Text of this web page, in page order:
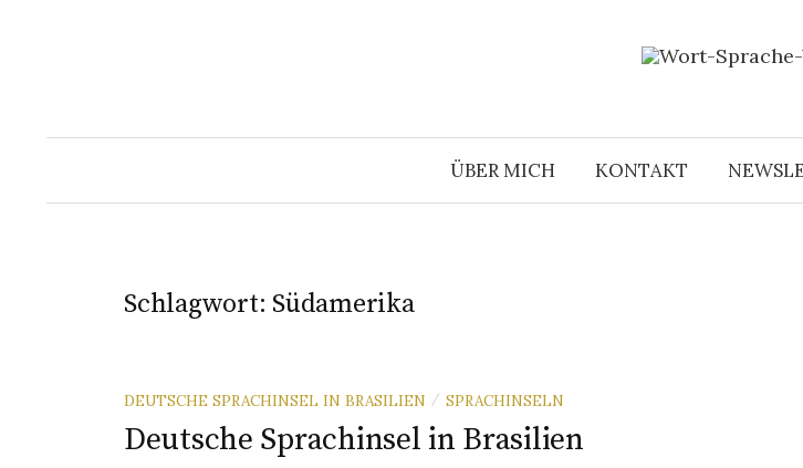
ÜBER MICH KONTAKT
Schlagwort: Südamerika
DEUTSCHE SPRACHINSEL IN BRASILIEN / SPRACHINSELN
Deutsche Sprachinsel in Brasilien